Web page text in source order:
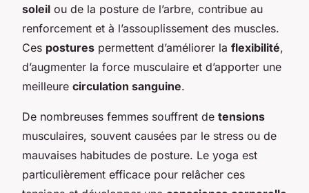
soleil ou de la posture de l’arbre, contribue au
renforcement et à l’assouplissement des muscles.
Ces postures permettent d’améliorer la flexibilité,
d’augmenter la force musculaire et d’apporter une
meilleure circulation sanguine.
De nombreuses femmes souffrent de tensions
musculaires, souvent causées par le stress ou de
mauvaises habitudes de posture. Le yoga est
particulièrement efficace pour relâcher ces